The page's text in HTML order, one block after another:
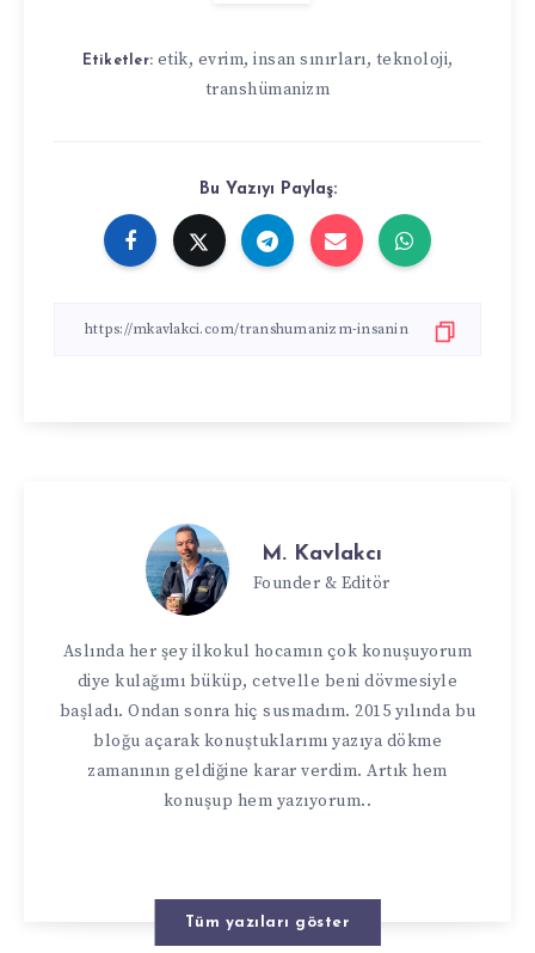
Etiketler: etik, evrim, insan sınırları, teknoloji,
transhümanizm
Bu Yazıyı Paylaş:
M. Kavlakcı
Founder & Editör
Aslında her şey ilkokul hocamın çok konuşuyorum
diye kulağımı büküp, cetvelle beni dövmesiyle
başladı. Ondan sonra hiç susmadım. 2015 yılında bu
bloğu açarak konuştuklarımı yazıya dökme
zamanının geldiğine karar verdim. Artık hem
konuşup hem yazıyorum..
Tüm yazıları göster